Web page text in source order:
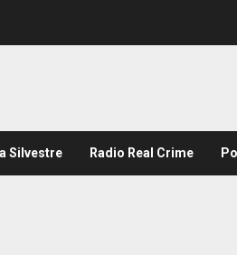
Silvestre Radio Real Crime